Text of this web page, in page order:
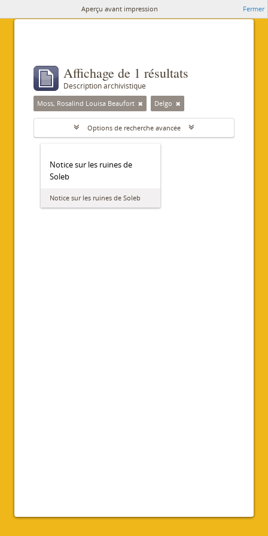
Aperçu avant impression Fermer
Affichage de 1 résultats
Description archivistique
Moss, Rosalind Louisa Beaufort Delgo
Options de recherche avancée
Notice sur les ruines de
Soleb
Notice sur les ruines de Soleb